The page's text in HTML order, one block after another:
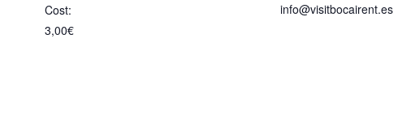
Cost:
3,00€
info@visitbocairent.es